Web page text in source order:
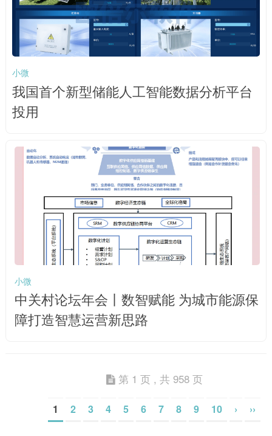
小微
我国首个新型储能人工智能数据分析平台
投用
小微
中关村论坛年会丨数智赋能 为城市能源保
障打造智慧运营新思路
第 1 页 , 共 958 页
1 2 3 4 5 6 7 8 9 10 › ››